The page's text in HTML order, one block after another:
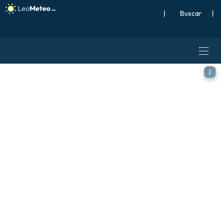
| |
ECMWF IFS 0.25° modelo